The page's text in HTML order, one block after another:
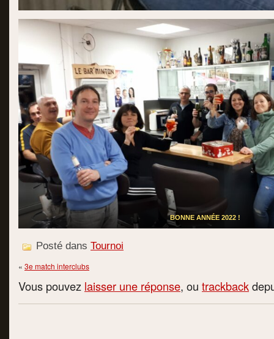
BONNE ANNÉE 2022 !
Posté dans Tournoi
« 3e match interclubs
Vous pouvez laisser une réponse, ou trackback